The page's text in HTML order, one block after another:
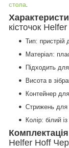
стола
кісточок
Тип: пристрій
Матеріал:
Підходить
Висота в
Контейнер
Стрижень для
Колір: білий
Комплектація
Helfer Hoff